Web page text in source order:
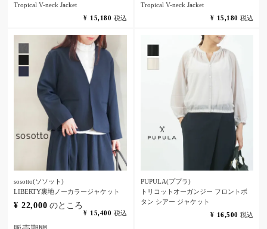
Tropical V-neck Jacket
¥ 15,180 税込
Tropical V-neck Jacket
¥ 15,180 税込
sosotto(ソソット)
LIBERTY裏地ノーカラージャケット
¥ 22,000 のところ
¥ 15,400 税込
PUPULA(ププラ)
トリコットオーガンジー フロントボ
タン シアー ジャケット
¥ 16,500 税込